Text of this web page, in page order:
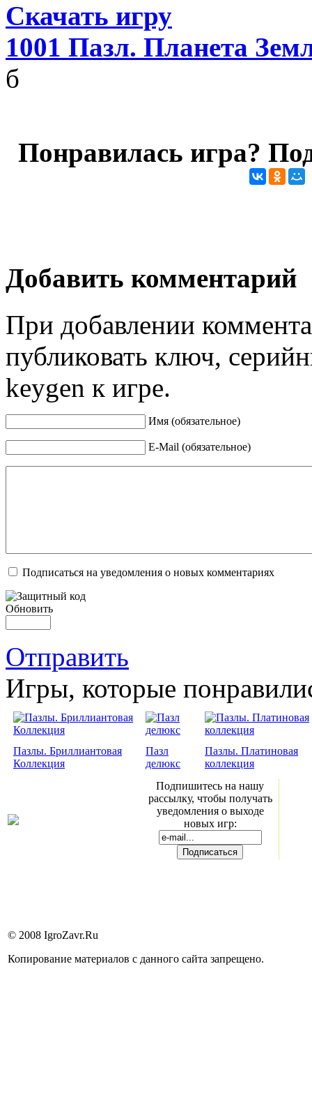
Скачать игру
1001 Пазл. Планета
б
Понравилась игра?
Добавить комментарий
При добавлении
публиковать ключ,
keygen к игре.
Имя (обязательное)
E-Mail (обязательное)
Подписаться на уведомления о новых комментариях
Обновить
Отправить
Игры, которые
Пазлы. Бриллиантовая
Коллекция
Пазл
делюкс
Пазлы. Платиновая
коллекция
Подпишитесь на нашу
рассылку, чтобы получать
уведомления о выходе
новых игр:
© 2008 IgroZavr.Ru
Копирование материалов с данного сайта запрещено.